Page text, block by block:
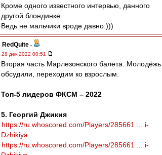
Кроме одного известного интервью, данного
другой блондинке.
Ведь не мальчики вроде давно.)))
RedQuite -
28 дек 2022 00:51
Вторая часть Марлезонского балета. Молодёжь
обсудили, переходим ко взрослым.
Топ-5 лидеров ФКСМ – 2022
5. Георгий Джикия
https://ru.whoscored.com/Players/285661 ... i-
Dzhikiya
https://ru.whoscored.com/Players/285661 ... i-